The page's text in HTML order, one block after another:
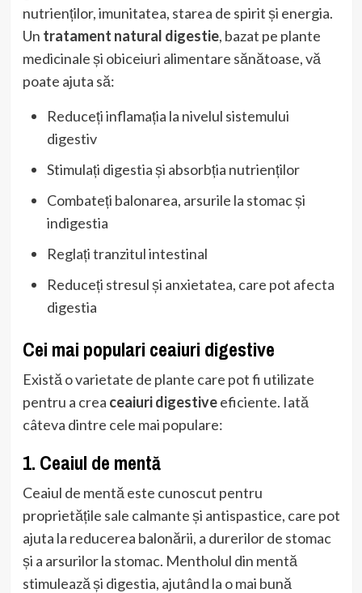
nutrienților, imunitatea, starea de spirit și energia.
Un tratament natural digestie, bazat pe plante
medicinale și obiceiuri alimentare sănătoase, vă
poate ajuta să:
Reduceți inflamația la nivelul sistemului
digestiv
Stimulați digestia și absorbția nutrienților
Combateți balonarea, arsurile la stomac și
indigestia
Reglați tranzitul intestinal
Reduceți stresul și anxietatea, care pot afecta
digestia
Cei mai populari ceaiuri digestive
Există o varietate de plante care pot fi utilizate
pentru a crea ceaiuri digestiveeficiente. Iată
câteva dintre cele mai populare:
1. Ceaiul de mentă
Ceaiul de mentă este cunoscut pentru
proprietățile sale calmante și antispastice, care pot
ajuta la reducerea balonării, a durerilor de stomac
și a arsurilor la stomac. Mentholul din mentă
stimulează și digestia, ajutând la o mai bună